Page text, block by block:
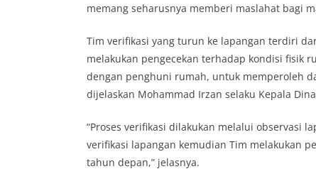
memang seharusnya memberi maslahat bagi
Tim verifikasi yang turun ke lapangan terdiri
melakukan pengecekan terhadap kondisi fisik
dengan penghuni rumah, untuk memperoleh
dijelaskan Mohammad Irzan selaku Kepala
“Proses verifikasi dilakukan melalui observasi
verifikasi lapangan kemudian Tim melakukan
tahun depan,” jelasnya.